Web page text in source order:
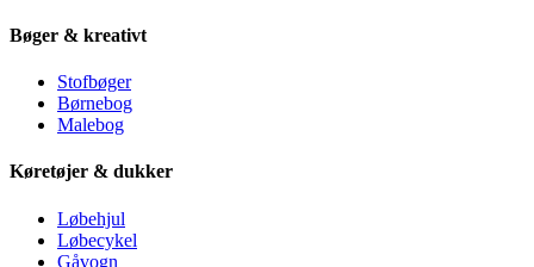
Bøger & kreativt
Stofbøger
Børnebog
Malebog
Køretøjer & dukker
Løbehjul
Løbecykel
Gåvogn